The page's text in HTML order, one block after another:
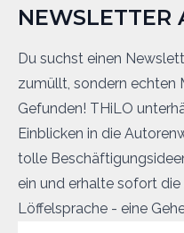
NEWSLETTER
Du suchst einen
zumüllt, sondern echten
Gefunden! THiLO
Einblicken in die
tolle
ein und erhalte sofort
Löffelsprache - eine